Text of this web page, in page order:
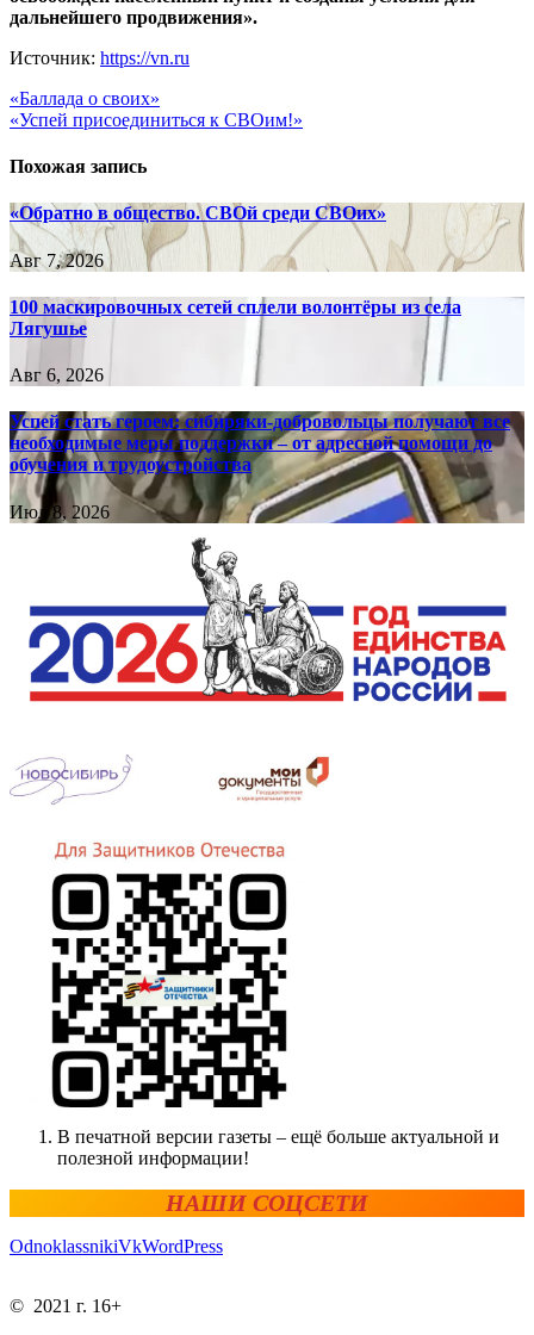
дальнейшего продвижения».
Источник: https://vn.ru
Навигация
по
записям
«Баллада о своих»
«Успей присоединиться к СВОим!»
Похожая запись
«Обратно в общество. СВОй среди СВОих»
Авг 7, 2026
100 маскировочных сетей сплели волонтёры из села
Лягушье
Авг 6, 2026
Успей стать героем: сибиряки-добровольцы получают все
необходимые меры поддержки – от адресной помощи до
обучения и трудоустройства
Июл 8, 2026
В печатной версии газеты – ещё больше актуальной и
полезной информации!
НАШИ СОЦСЕТИ
OdnoklassnikiVkWordPress
© 2021 г. 16+